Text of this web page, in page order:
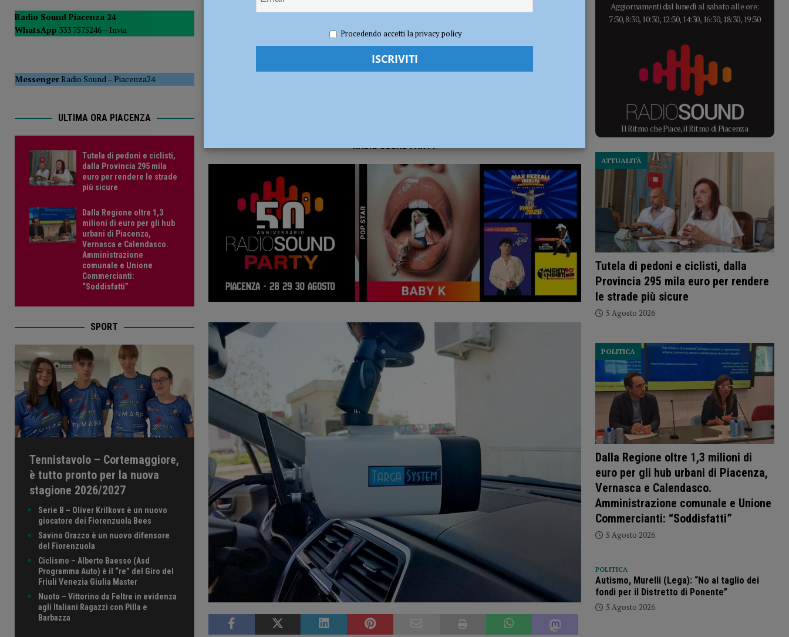
POLITICA
[ 5 Agosto 2026 ] Caldo estremo e asili nido, Tagliaferri (FdI): “Verificare subito la situazione nella provincia di Piacenza”
RADIO SOUND PARTY
Radio Sound Piacenza 24
WhatsApp 333 7575246 – Invia
MessengerRadio Sound–Piacenza24
ULTIMA ORA PIACENZA
Tutela di pedoni e ciclisti,
dalla Provincia 295 mila
euro per rendere le strade
più sicure
Dalla Regione oltre 1,3
milioni di euro per gli hub
urbani di Piacenza,
Vernasca e Calendasco.
Amministrazione
comunale e Unione
Commercianti:
“Soddisfatti”
SPORT
Tennistavolo – Cortemaggiore,
è tutto pronto per la nuova
stagione 2026/2027
Serie B – Oliver Krilkovs è un nuovo
giocatore dei Fiorenzuola Bees
Savino Orazzo è un nuovo difensore
del Fiorenzuola
Ciclismo – Alberto Baesso (Asd
Programma Auto) è il “re” del Giro del
Friuli Venezia Giulia Master
Nuoto – Vittorino da Feltre in evidenza
agli Italiani Ragazzi con Pilla e
Barbazza
Aggiornamenti dal lunedì al sabato alle ore:
7:30, 8:30, 10:30, 12:30, 14:30, 16:30, 18:30, 19:30
Il Ritmo che Piace, il Ritmo di Piacenza
Tutela di pedoni e ciclisti, dalla
Provincia 295 mila euro per rendere
le strade più sicure
ATTUALITÀ
5 Agosto 2026
Dalla Regione oltre 1,3 milioni di
euro per gli hub urbani di Piacenza,
Vernasca e Calendasco.
Amministrazione comunale e Unione
Commercianti: “Soddisfatti”
POLITICA
5 Agosto 2026
POLITICA
Autismo, Murelli (Lega): “No al taglio dei
fondi per il Distretto di Ponente”
5 Agosto 2026
Procedendo accetti la privacy policy